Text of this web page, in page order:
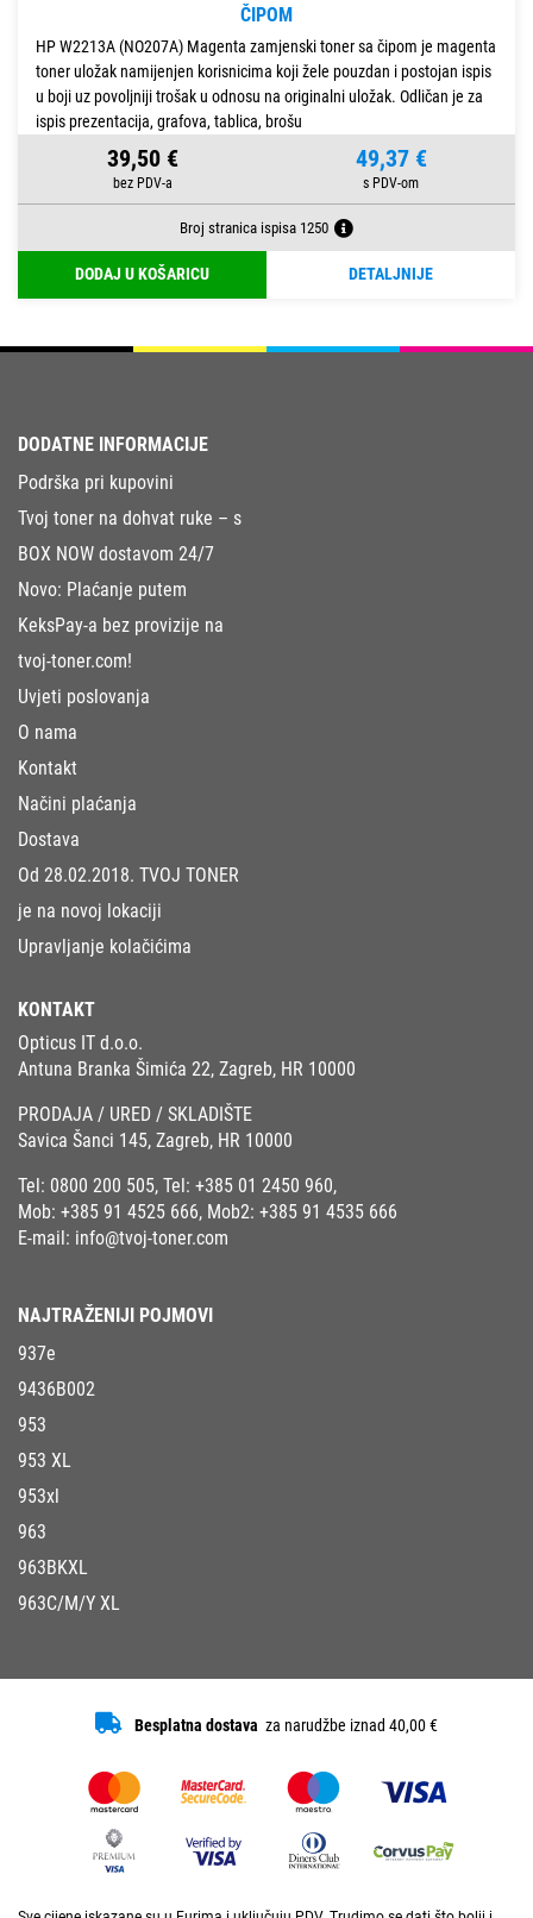
ČIPOM
HP W2213A (NO207A) Magenta zamjenski toner sa čipom je magenta
toner uložak namijenjen korisnicima koji žele pouzdan i postojan ispis
u boji uz povoljniji trošak u odnosu na originalni uložak. Odličan je za
ispis prezentacija, grafova, tablica, brošu
39,50 € 49,37 €
Broj stranica ispisa 1250
DODAJ U KOŠARICU DETALJNIJE
DODATNE INFORMACIJE
Podrška pri kupovini
Tvoj toner na dohvat ruke – s
BOX NOW dostavom 24/7
Novo: Plaćanje putem
KeksPay-a bez provizije na
tvoj-toner.com!
Uvjeti poslovanja
O nama
Kontakt
Načini plaćanja
Dostava
Od 28.02.2018. TVOJ TONER
je na novoj lokaciji
Upravljanje kolačićima
KONTAKT
Opticus IT d.o.o.
Antuna Branka Šimića 22, Zagreb, HR 10000
PRODAJA / URED / SKLADIŠTE
Savica Šanci 145, Zagreb, HR 10000
Tel: 0800 200 505, Tel: +385 01 2450 960,
Mob: +385 91 4525 666, Mob2: +385 91 4535 666
E-mail: info@tvoj-toner.com
NAJTRAŽENIJI POJMOVI
937e
9436B002
953
953 XL
953xl
963
963BKXL
963C/M/Y XL
Besplatna dostava za narudžbe iznad 40,00 €